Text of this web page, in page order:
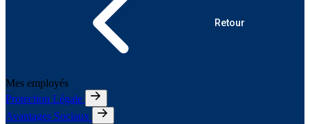
Retour
Mes employés
Protection Légale
Avantages Sociaux